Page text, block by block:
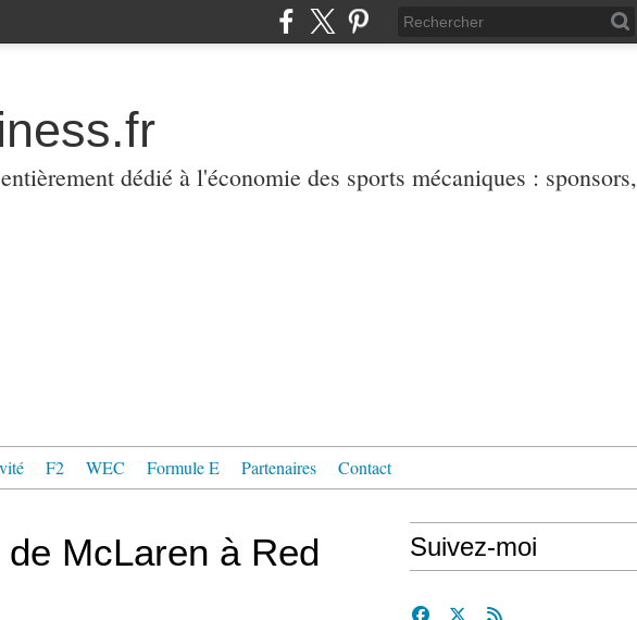
dédié à l'économie des sports mécaniques : sponsors,
F2 WEC Formule E Partenaires Contact
McLaren à Red
Suivez-moi